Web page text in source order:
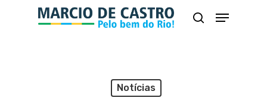
busca
Menu
Notícias